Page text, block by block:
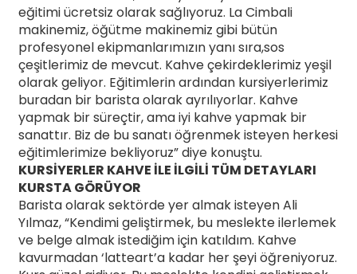
eğitimi ücretsiz olarak sağlıyoruz. La Cimbali
makinemiz, öğütme makinemiz gibi bütün
profesyonel ekipmanlarımızın yanı sıra,sos
çeşitlerimiz de mevcut. Kahve çekirdeklerimiz yeşil
olarak geliyor. Eğitimlerin ardından kursiyerlerimiz
buradan bir barista olarak ayrılıyorlar. Kahve
yapmak bir süreçtir, ama iyi kahve yapmak bir
sanattır. Biz de bu sanatı öğrenmek isteyen herkesi
eğitimlerimize bekliyoruz” diye konuştu.
KURSİYERLER KAHVE İLE İLGİLİ TÜM DETAYLARI
KURSTA GÖRÜYOR
Barista olarak sektörde yer almak isteyen Ali
Yılmaz, “Kendimi geliştirmek, bu meslekte ilerlemek
ve belge almak istediğim için katıldım. Kahve
kavurmadan ‘latteart’a kadar her şeyi öğreniyoruz.